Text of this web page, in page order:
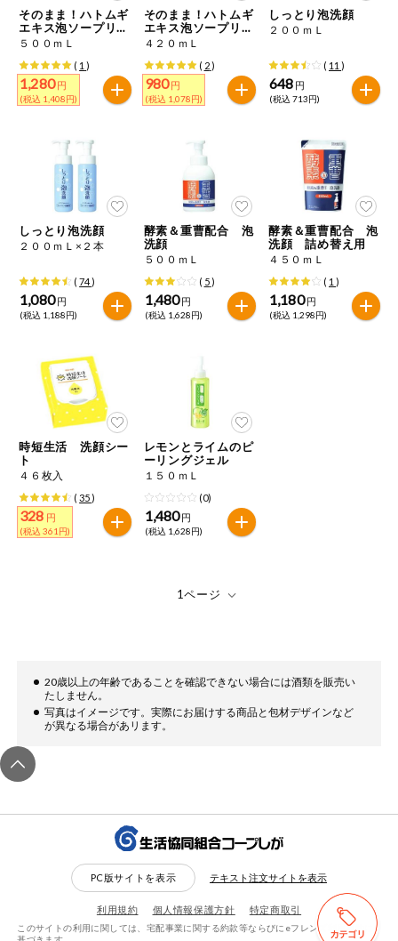
ポイントがも
らえる！
お弁当用商品
ミールキット
組合員さんの
リクエスト
オーガニック
ベビー・キッ
ズ関連
サプリメン
ト・栄養補助
食品
応
エシカル
リセットする 検索する
そのまま！ハトムギ
エキス泡ソープリッ
チ
５００ｍＬ
( 1 )
1,280 円
(税込 1,408円)
そのまま！ハトムギ
エキス泡ソープリッ
チ 詰替え用
４２０ｍＬ
( 2)
980 円
(税込 1,078円)
しっとり泡洗顔
２００ｍＬ
( 11 )
648 円
(税込 713円)
しっとり泡洗顔
２００ｍＬ×２本
(74)
1,080 円
(税込 1,188円)
酵素＆重曹配合 泡
洗顔
５００ｍＬ
( 5)
1,480 円
(税込 1,628円)
酵素＆重曹配合 泡
洗顔 詰め替え用
４５０ｍＬ
( 1 )
1,180 円
(税込 1,298円)
時短生活 洗顔シー
ト
４６枚入
(35)
328 円
(税込 361円)
レモンとライムのピ
ーリングジェル
１５０ｍＬ
(0)
1,480 円
(税込 1,628円)
20歳以上の年齢であることを確認できない場合には酒類を販売い
たしません。
写真はイメージです。実際にお届けする商品と包材デザインなど
が異なる場合があリます。
PC版サイトを表示 テキスト注文サイトを表示
利用規約 個人情報保護方針 特定商取引
このサイトの利用に関しては、宅配事業に関する約款等ならびにeフレンズ利用規約に